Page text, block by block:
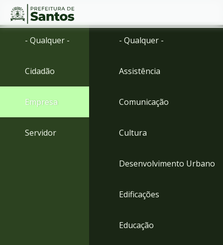
Ir
Ir
menu
Conteúdo
- Qualquer -
Cidadão
Empresa
Servidor
- Qualquer -
Assistência
Comunicação
Cultura
Desenvolvimento Urbano
Edificações
Educação